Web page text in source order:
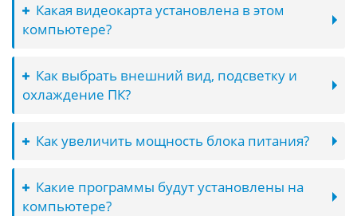
Какая видеокарта установлена в этом
компьютере?
Как выбрать внешний вид, подсветку и
охлаждение ПК?
Как увеличить мощность блока питания?
Какие программы будут установлены на
компьютере?